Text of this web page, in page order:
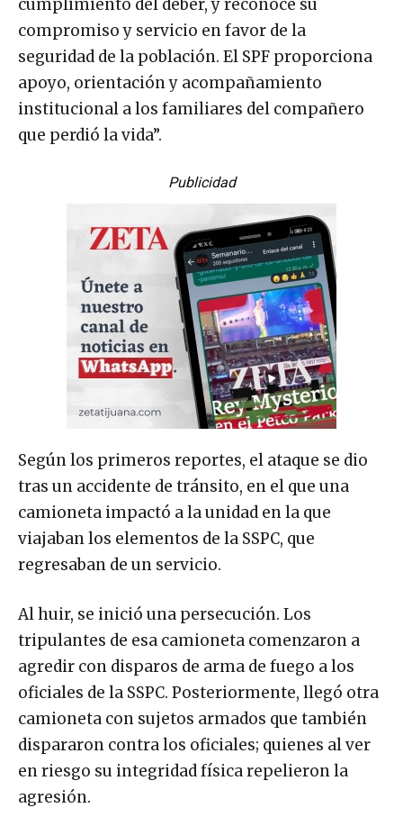
cumplimiento del deber, y reconoce su
compromiso y servicio en favor de la
seguridad de la población. El SPF proporciona
apoyo, orientación y acompañamiento
institucional a los familiares del compañero
que perdió la vida”.
Publicidad
Según los primeros reportes, el ataque se dio
tras un accidente de tránsito, en el que una
camioneta impactó a la unidad en la que
viajaban los elementos de la SSPC, que
regresaban de un servicio.
Al huir, se inició una persecución. Los
tripulantes de esa camioneta comenzaron a
agredir con disparos de arma de fuego a los
oficiales de la SSPC. Posteriormente, llegó otra
camioneta con sujetos armados que también
dispararon contra los oficiales; quienes al ver
en riesgo su integridad física repelieron la
agresión.